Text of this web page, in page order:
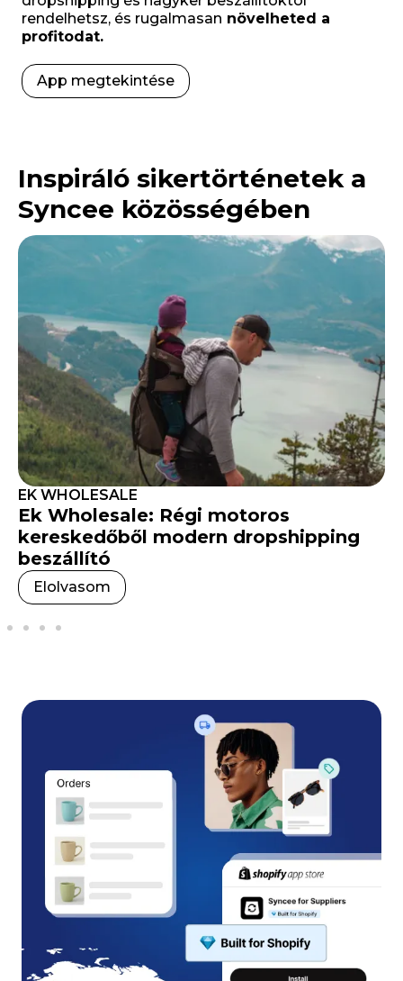
rendelhetsz, és rugalmasan növelheted a
profitodat.
App megtekintése
Inspiráló sikertörténetek a
Syncee közösségében
EK WHOLESALE
Ek Wholesale: Régi motoros
kereskedőből modern dropshipping
beszállító
Elolvasom